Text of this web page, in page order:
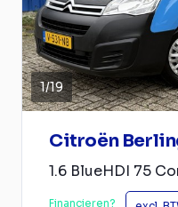
1/19
Citroën
1.6 BlueHDI 75
Financieren?